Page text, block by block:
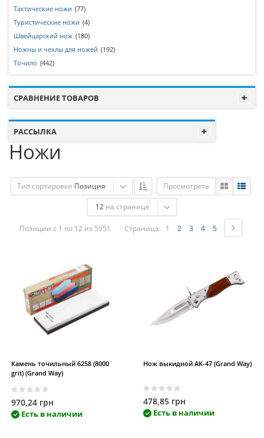
Тактические ножи (77)
Туристические ножи (4)
Швейцарский нож (180)
Ножны и чехлы для ножей (192)
Точило (442)
СРАВНЕНИЕ ТОВАРОВ
РАССЫЛКА
Ножи
Тип сортировки Позиция Просмотреть
12 на странице
Позиции с 1 по 12 из 5951 Страница: 1 2 3 4 5
Камень точильный 6258 (8000
grit) (Grand Way)
970,24 грн
Есть в наличии
Нож выкидной AK-47 (Grand Way)
478,85 грн
Есть в наличии